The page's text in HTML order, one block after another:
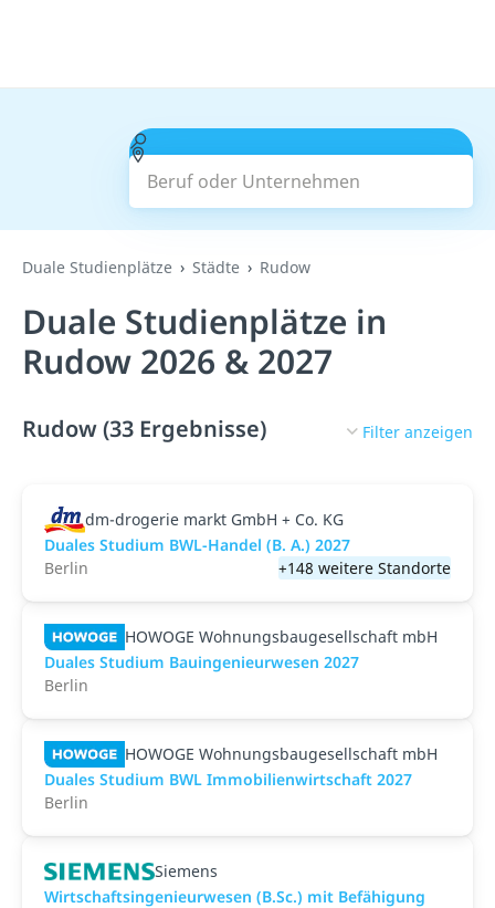
Beruf oder Unternehmen
Suchen
Duale Studienplätze Städte Rudow
Duale Studienplätze in
Rudow 2026 & 2027
Rudow (33 Ergebnisse) Filter anzeigen
dm-drogerie markt GmbH + Co. KG
Duales Studium BWL-Handel (B. A.) 2027
Berlin
+148 weitere Standorte
HOWOGE Wohnungsbaugesellschaft mbH
Duales Studium Bauingenieurwesen 2027
Berlin
HOWOGE Wohnungsbaugesellschaft mbH
Duales Studium BWL Immobilienwirtschaft 2027
Berlin
Siemens
Wirtschaftsingenieurwesen (B.Sc.) mit Befähigung